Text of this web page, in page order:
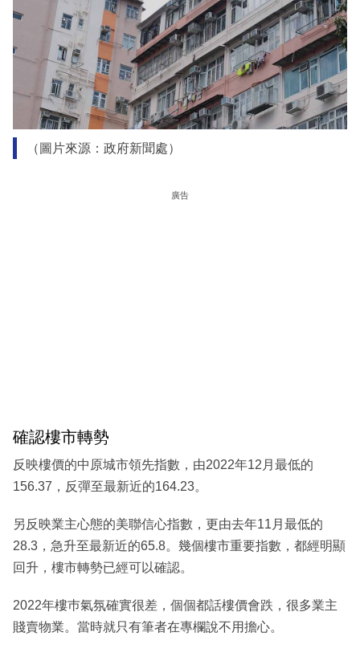
（圖片來源：政府新聞處）
廣告
確認樓市轉勢
反映樓價的中原城市領先指數，由2022年12月最低的
156.37，反彈至最新近的164.23。
另反映業主心態的美聯信心指數，更由去年11月最低的
28.3，急升至最新近的65.8。幾個樓市重要指數，都經明顯
回升，樓市轉勢已經可以確認。
2022年樓巿氣氛確實很差，個個都話樓價會跌，很多業主
賤賣物業。當時就只有筆者在專欄說不用擔心。